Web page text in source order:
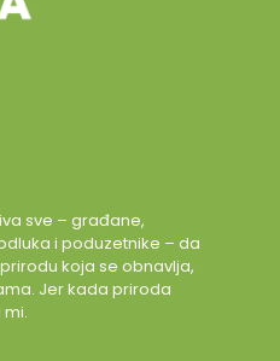
sve – građane,
i poduzetnike – da
koja se obnavlja,
Jer kada priroda